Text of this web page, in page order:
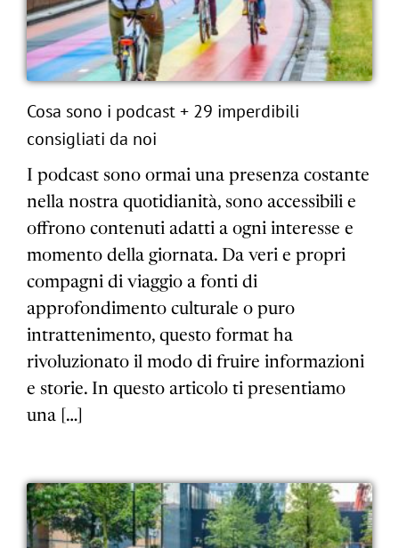
Cosa sono i podcast + 29 imperdibili
consigliati da noi
I podcast sono ormai una presenza costante
nella nostra quotidianità, sono accessibili e
offrono contenuti adatti a ogni interesse e
momento della giornata. Da veri e propri
compagni di viaggio a fonti di
approfondimento culturale o puro
intrattenimento, questo format ha
rivoluzionato il modo di fruire informazioni
e storie. In questo articolo ti presentiamo
una […]